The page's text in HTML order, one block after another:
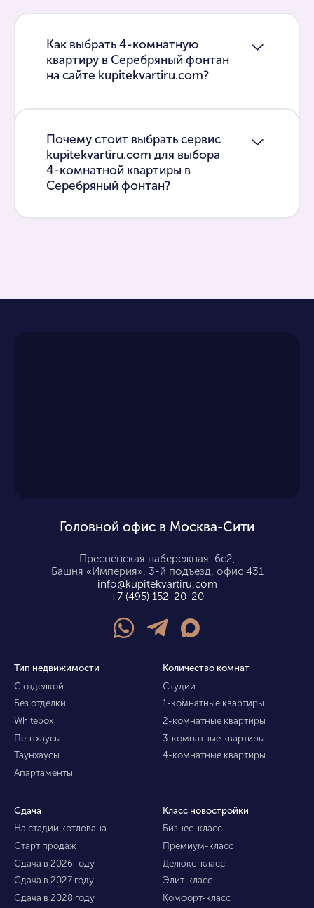
Как выбрать 4-комнатную
квартиру в Серебряный фонтан
на сайте kupitekvartiru.com?
Почему стоит выбрать сервис
kupitekvartiru.com для выбора
4-комнатной квартиры в
Серебряный фонтан?
Головной офис в Москва-Сити
Пресненская набережная, 6с2,
Башня «Империя», 3-й подъезд, офис 431
info@kupitekvartiru.com
+7 (495) 152-20-20
Тип недвижимости
С отделкой
Без отделки
Whitebox
Пентхаусы
Таунхаусы
Апартаменты
Количество комнат
Студии
1-комнатные квартиры
2-комнатные квартиры
3-комнатные квартиры
4-комнатные квартиры
Сдача
На стадии котлована
Старт продаж
Сдача в 2026 году
Сдача в 2027 году
Сдача в 2028 году
Класс новостройки
Бизнес-класс
Премиум-класс
Делюкс-класс
Элит-класс
Комфорт-класс